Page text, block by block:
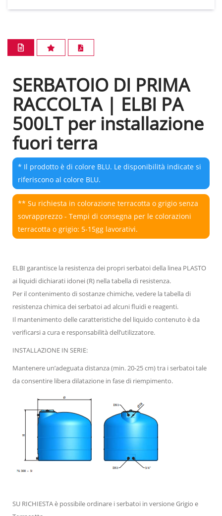
SERBATOIO DI PRIMA
RACCOLTA | ELBI PA
500LT per installazione
fuori terra
* Il prodotto è di colore BLU. Le disponibilità indicate si
riferiscono al colore BLU.
** Su richiesta in colorazione terracotta o grigio senza
sovrapprezzo - Tempi di consegna per le colorazioni
terracotta o grigio: 5-15gg lavorativi.
ELBI garantisce la resistenza dei propri serbatoi della linea PLASTO
ai liquidi dichiarati idonei (R) nella tabella di resistenza.
Per il contenimento di sostanze chimiche, vedere la tabella di
resistenza chimica dei serbatoi ad alcuni fluidi e reagenti.
Il mantenimento delle caratteristiche del liquido contenuto è da
verificarsi a cura e responsabilità dell’utilizzatore.
INSTALLAZIONE IN SERIE:
Mantenere un’adeguata distanza (min. 20-25 cm) tra i serbatoi tale
da consentire libera dilatazione in fase di riempimento.
SU RICHIESTA è possibile ordinare i serbatoi in versione Grigio e